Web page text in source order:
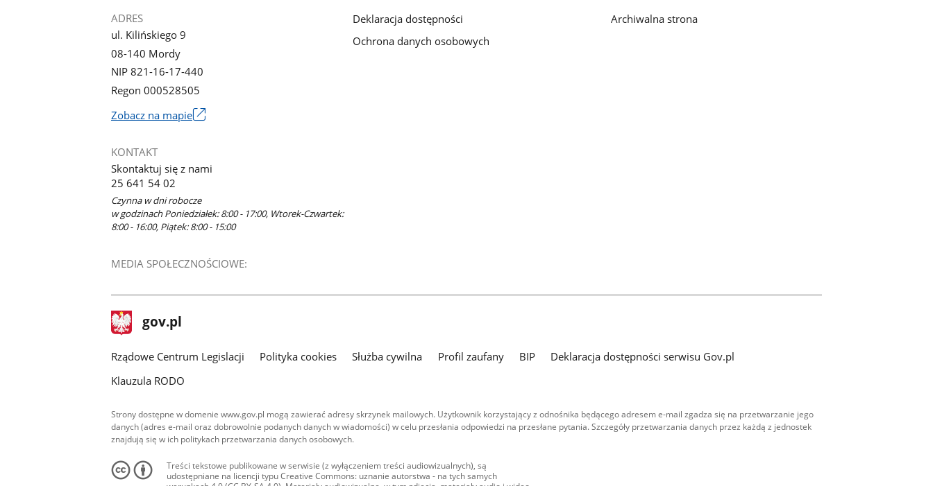
ADRES
ul. Kilińskiego 9
08-140 Mordy
NIP 821-16-17-440
Regon 000528505
Zobacz na mapieLink
nowym
KONTAKT
Skontaktuj się z nami
25 641 54 02
Czynna w dni robocze
w godzinach Poniedziałek: 8:00 - 17:00, Wtorek-Czwartek:
8:00 - 16:00, Piątek: 8:00 - 15:00
MEDIA SPOŁECZNOŚCIOWE:
Deklaracja dostępności
Ochrona danych osobowych
Archiwalna strona
stopka
gov.pl Strona
gov.pl
Rządowe Centrum Legislacji Polityka cookies Służba cywilna Profil zaufany BIP
Deklaracja dostępności serwisu Gov.pl
Klauzula RODO
Strony dostępne w domenie www.gov.pl mogą zawierać adresy skrzynek mailowych. Użytkownik korzystający z odnośnika będącego adresem e-mail zgadza się na przetwarzanie jego
danych (adres e-mail oraz dobrowolnie podanych danych w wiadomości) w celu przesłania odpowiedzi na przesłane pytania. Szczegóły przetwarzania danych przez każdą z jednostek
znajdują się w ich politykach przetwarzania danych osobowych.
Treści tekstowe publikowane w serwisie (z wyłączeniem treści audiowizualnych), są
udostępniane na licencji typu Creative Commons: uznanie autorstwa - na tych samych